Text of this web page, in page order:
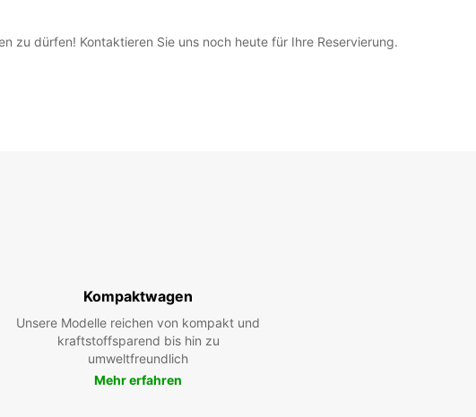
zu dürfen! Kontaktieren Sie uns noch heute für Ihre Reservierung.
Kompaktwagen
Unsere Modelle reichen von kompakt und
kraftstoffsparend bis hin zu
umweltfreundlich
Mehr erfahren